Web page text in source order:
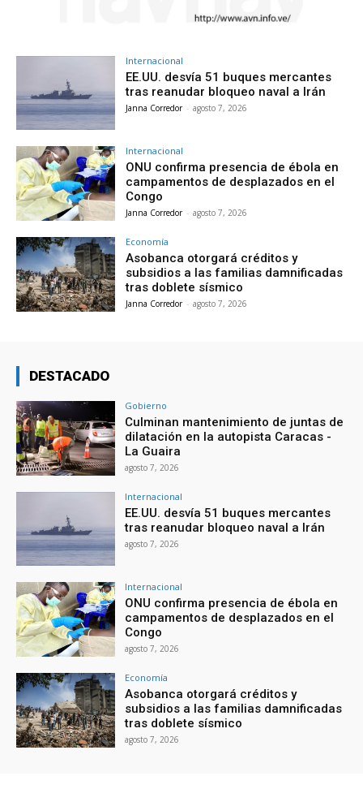
Internacional
EE.UU. desvía 51 buques mercantes
tras reanudar bloqueo naval a Irán
Janna Corredor - agosto 7, 2026
Internacional
ONU confirma presencia de ébola en
campamentos de desplazados en el
Congo
Janna Corredor - agosto 7, 2026
Economía
Asobanca otorgará créditos y
subsidios a las familias damnificadas
tras doblete sísmico
Janna Corredor - agosto 7, 2026
DESTACADO
Gobierno
Culminan mantenimiento de juntas de
dilatación en la autopista Caracas -
La Guaira
agosto 7, 2026
Internacional
EE.UU. desvía 51 buques mercantes
tras reanudar bloqueo naval a Irán
agosto 7, 2026
Internacional
ONU confirma presencia de ébola en
campamentos de desplazados en el
Congo
agosto 7, 2026
Economía
Asobanca otorgará créditos y
subsidios a las familias damnificadas
tras doblete sísmico
agosto 7, 2026